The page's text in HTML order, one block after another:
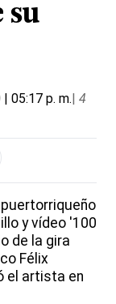
su
05:17 p. m.| 4
puertorriqueño
y vídeo '100
de la gira
Félix
el artista en